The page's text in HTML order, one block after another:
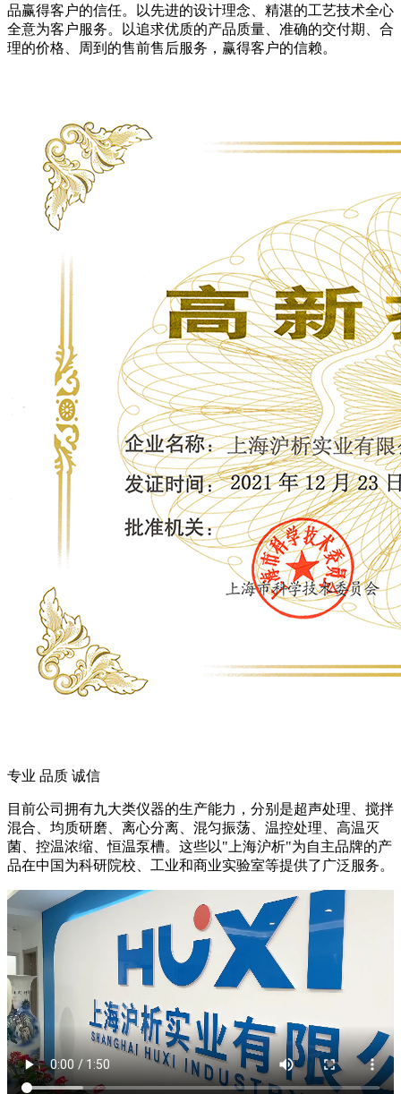
品赢得客户的信任。以先进的设计理念、精湛的工艺技术全心
全意为客户服务。以追求优质的产品质量、准确的交付期、合
理的价格、周到的售前售后服务，赢得客户的信赖。
专业 品质 诚信
目前公司拥有九大类仪器的生产能力，分别是超声处理、搅拌
混合、均质研磨、离心分离、混匀振荡、温控处理、高温灭
菌、控温浓缩、恒温泵槽。这些以"上海沪析"为自主品牌的产
品在中国为科研院校、工业和商业实验室等提供了广泛服务。